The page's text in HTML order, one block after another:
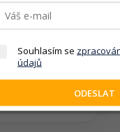
Souhlasím se
údajů
ODESLAT